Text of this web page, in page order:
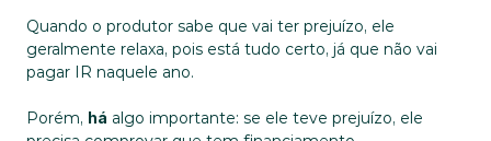
Quando o produtor sabe que vai ter prejuízo, ele
geralmente relaxa, pois está tudo certo, já que não vai
pagar IR naquele ano.
Porém, há algo importante: se ele teve prejuízo, ele